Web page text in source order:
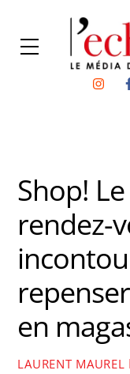
content
Menu
Shop!
rendez-
en
LAURENT MAUREL